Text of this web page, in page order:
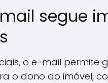
segue
o e-mail
o dono do imóvel,